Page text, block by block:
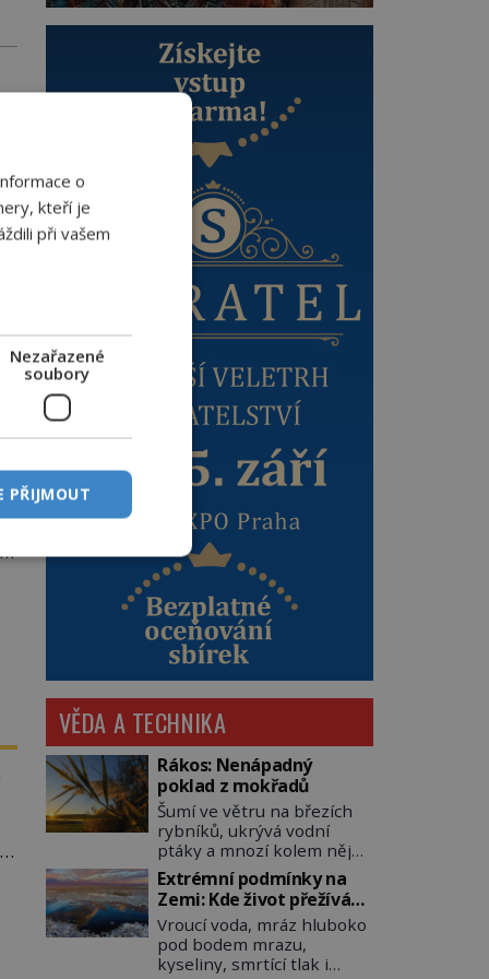
VĚDA A TECHNIKA
Rákos: Nenápadný
poklad z mokřadů
Šumí ve větru na březích
rybníků, ukrývá vodní
ptáky a mnozí kolem něj
procházejí bez povšimnutí.
Přesto právě rákos
pomáhal stavět domy,
vyrábět lodě, zapisovat
první texty a inspiroval
řadu pověstí. Tato
Extrémní podmínky na
Zemi: Kde život přežívá
navzdory všemu
Vroucí voda, mráz hluboko
pod bodem mrazu,
kyseliny, smrtící tlak i
o
kteří je
při vašem
Nezařazené
soubory
PŘIJMOUT